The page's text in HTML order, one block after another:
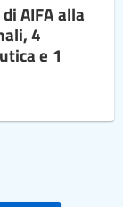
AIFA alla
4
e 1